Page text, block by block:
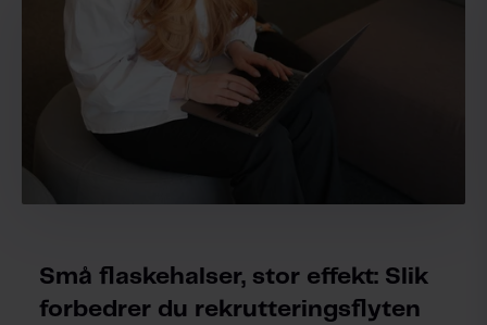
Små flaskehalser, stor effekt: Slik
forbedrer du rekrutteringsflyten